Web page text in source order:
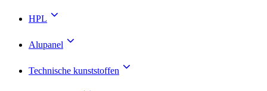
HPL
Alupanel
Technische kunststoffen